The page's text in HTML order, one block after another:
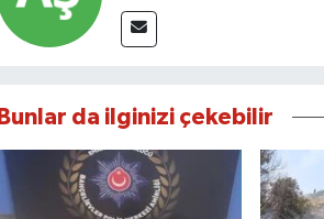
Bunlar da ilginizi çekebilir